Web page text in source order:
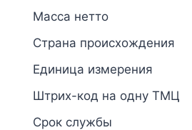
Масса нетто
Страна происхождения
Единица измерения
Штрих-код на одну ТМЦ
Срок службы